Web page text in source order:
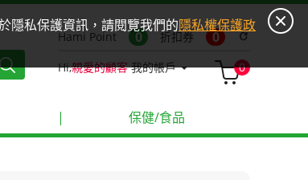
隱私保護資訊，請閱覽我們的隱私權保護政
Hami Point 0 折扣券 0 refresh
Hi,親愛的顧客 我的帳戶 0
| 保健/食品